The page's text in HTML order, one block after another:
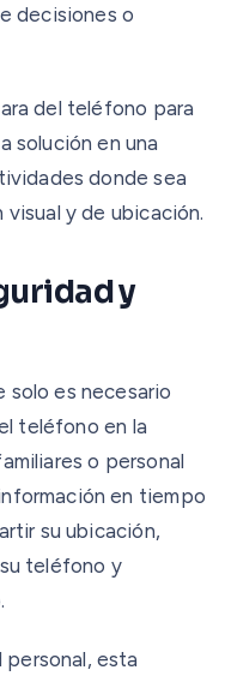
decisiones o
del teléfono para
solución en una
donde sea
y de ubicación.
y
solo es necesario
teléfono en la
o personal
en tiempo
su ubicación,
teléfono y
esta